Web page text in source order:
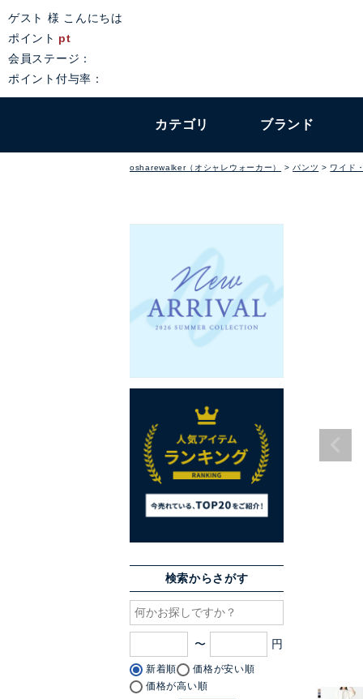
ゲスト 様 こんにちは
ポイント pt
会員ステージ：
ポイント付与率：
カテゴリ ブランド
osharewalker（オシャレウォーカー） パンツ ワイド
検索からさがす
〜
新着順
価格が安い順
価格が高い順